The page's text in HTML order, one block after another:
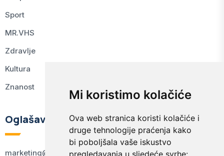
Mi koristimo kolačiće
Ova web stranica koristi kolačiće i
druge tehnologije praćenja kako
bi poboljšala vaše iskustvo
pregledavanja u sljedeće svrhe:
Sport
MR.VHS
Zdravlje
Kultura
Znanost
Oglašavanje
marketing@kodex.hr